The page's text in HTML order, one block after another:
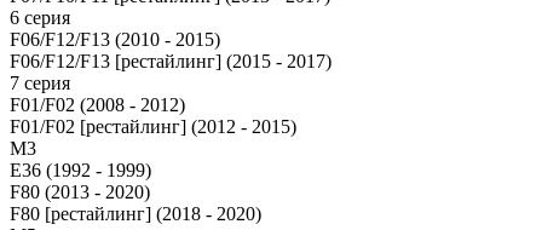
6 серия
F06/F12/F13 (2010 - 2015)
F06/F12/F13 [рестайлинг] (2015 - 2017)
7 серия
F01/F02 (2008 - 2012)
F01/F02 [рестайлинг] (2012 - 2015)
M3
E36 (1992 - 1999)
F80 (2013 - 2020)
F80 [рестайлинг] (2018 - 2020)